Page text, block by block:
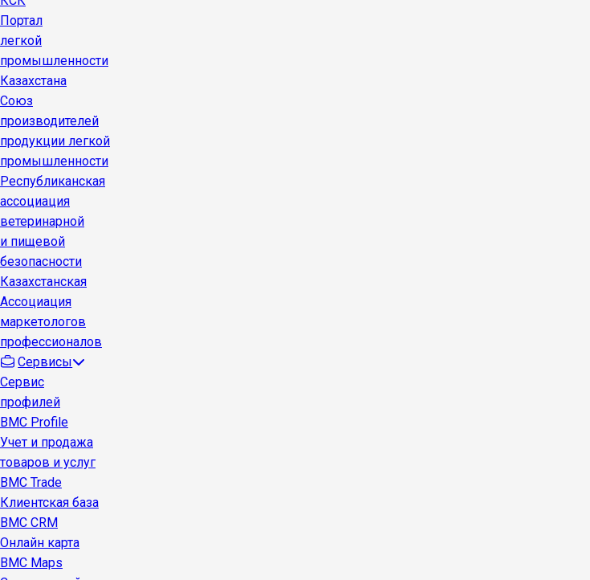
Портал
легкой
промышленности
Казахстана
Союз
производителей
продукции легкой
промышленности
Республиканская
ассоциация
ветеринарной
и пищевой
безопасности
Казахстанская
Ассоциация
маркетологов
профессионалов
Сервисы
Сервис
профилей
BMC Profile
Учет и продажа
товаров и услуг
BMC Trade
Клиентская база
BMC CRM
Онлайн карта
BMC Maps